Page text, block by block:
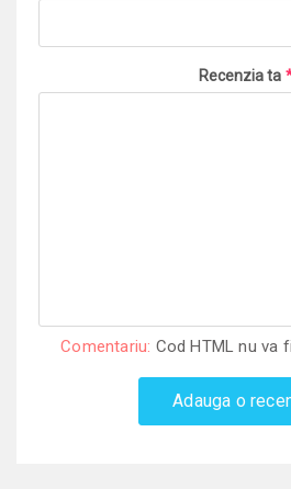
Recenzia ta
Comentariu: Cod HTML nu va
Adauga o